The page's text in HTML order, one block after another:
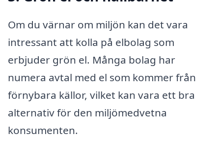
Om du värnar om miljön kan det vara
intressant att kolla på elbolag som
erbjuder grön el. Många bolag har
numera avtal med el som kommer från
förnybara källor, vilket kan vara ett bra
alternativ för den miljömedvetna
konsumenten.